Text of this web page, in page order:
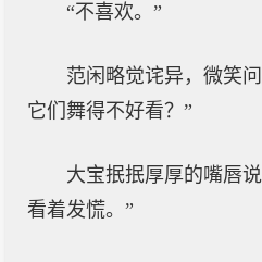
“不喜欢。”
范闲略觉诧异，微笑
它们舞得不好看？”
大宝抿抿厚厚的嘴唇
看着发慌。”